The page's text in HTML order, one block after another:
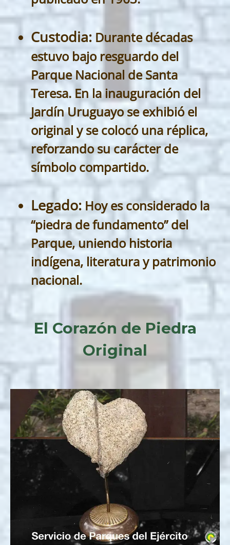
Custodia: Durante décadas
estuvo bajo resguardo del
Parque Nacional de Santa
Teresa. En la inauguración del
Jardín Uruguayo se exhibió el
original y se colocó una réplica,
reforzando su carácter de
símbolo compartido.
Legado: Hoy es considerado la
“piedra de fundamento” del
Parque, uniendo historia
indígena, literatura y patrimonio
nacional.
El Corazón de Piedra
Original